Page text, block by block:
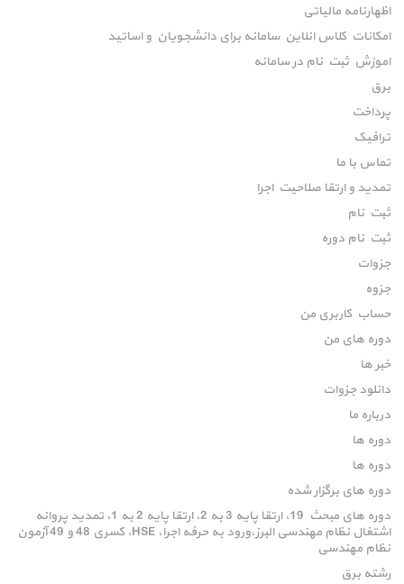
اظهارنامه مالیاتی
امکانات کلاس انلاین سامانه برای دانشجویان و اساتید
اموزش ثبت نام در سامانه
برق
پرداخت
ترافیک
تماس با ما
تمدید و ارتقا صلاحیت اجرا
ثبت نام
ثبت نام دوره
جزوات
جزوه
حساب کاربری من
دوره های من
خبر ها
دانلود جزوات
درباره ما
دوره ها
دوره ها
دوره های برگزار شده
دوره های مبحث 19، ارتقا پایه 3 به 2، ارتقا پایه 2 به 1، تمدید پروانه
اشتغال نظام مهندسی البرز،ورود به حرفه اجرا، HSE، کسری 48 و 49 آزمون
نظام مهندسی
رشته برق